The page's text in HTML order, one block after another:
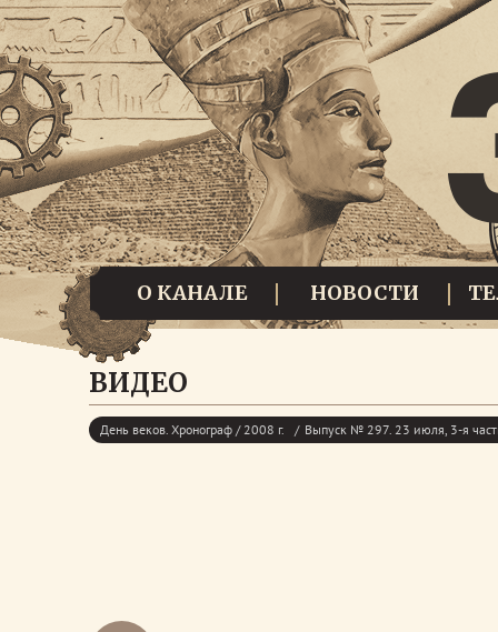
О КАНАЛЕ НОВОСТИ
ВИДЕО
День веков. Хронограф / 2008 г. Выпуск № 297. 23 июля, 3-я